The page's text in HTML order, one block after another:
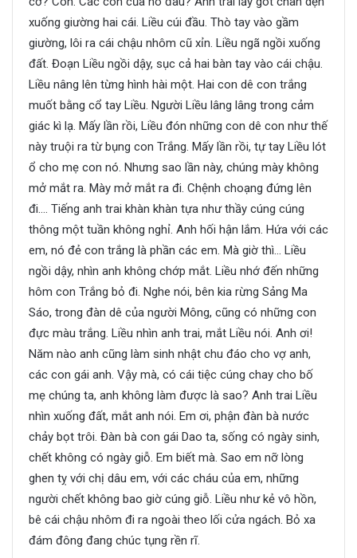
xuống giường hai cái. Liều cúi đầu. Thò tay vào gầm
giường, lôi ra cái chậu nhôm cũ xỉn. Liều ngã ngồi xuống
đất. Đoạn Liều ngồi dậy, sục cả hai bàn tay vào cái chậu.
Liều nâng lên từng hình hài một. Hai con dê con trắng
muốt bằng cổ tay Liều. Người Liều lâng lâng trong cảm
giác kì lạ. Mấy lần rồi, Liều đón những con dê con như thế
này truội ra từ bụng con Trắng. Mấy lần rồi, tự tay Liều lót
ổ cho mẹ con nó. Nhưng sao lần này, chúng mày không
mở mắt ra. Mày mở mắt ra đi. Chệnh choạng đứng lên
đi…. Tiếng anh trai khàn khàn tựa như thầy cúng cúng
thông một tuần không nghỉ. Anh hối hận lắm. Hứa với các
em, nó đẻ con trắng là phần các em. Mà giờ thì… Liều
ngồi dậy, nhìn anh không chớp mắt. Liều nhớ đến những
hôm con Trắng bỏ đi. Nghe nói, bên kia rừng Sảng Ma
Sáo, trong đàn dê của người Mông, cũng có những con
đực màu trắng. Liều nhìn anh trai, mắt Liều nói. Anh ơi!
Năm nào anh cũng làm sinh nhật chu đáo cho vợ anh,
các con gái anh. Vậy mà, có cái tiệc cúng chay cho bố
mẹ chúng ta, anh không làm được là sao? Anh trai Liều
nhìn xuống đất, mắt anh nói. Em ơi, phận đàn bà nước
chảy bọt trôi. Đàn bà con gái Dao ta, sống có ngày sinh,
chết không có ngày giỗ. Em biết mà. Sao em nỡ lòng
ghen tỵ với chị dâu em, với các cháu của em, những
người chết không bao giờ cúng giỗ. Liều như kẻ vô hồn,
bê cái chậu nhôm đi ra ngoài theo lối cửa ngách. Bỏ xa
đám đông đang chúc tụng rền rĩ.